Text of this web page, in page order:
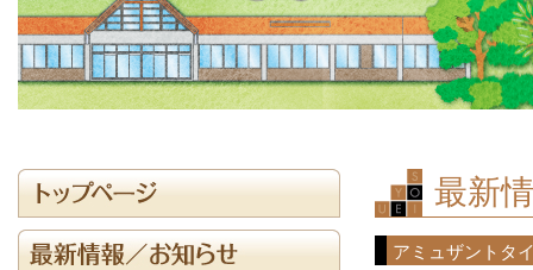
最新
アミュザントタ